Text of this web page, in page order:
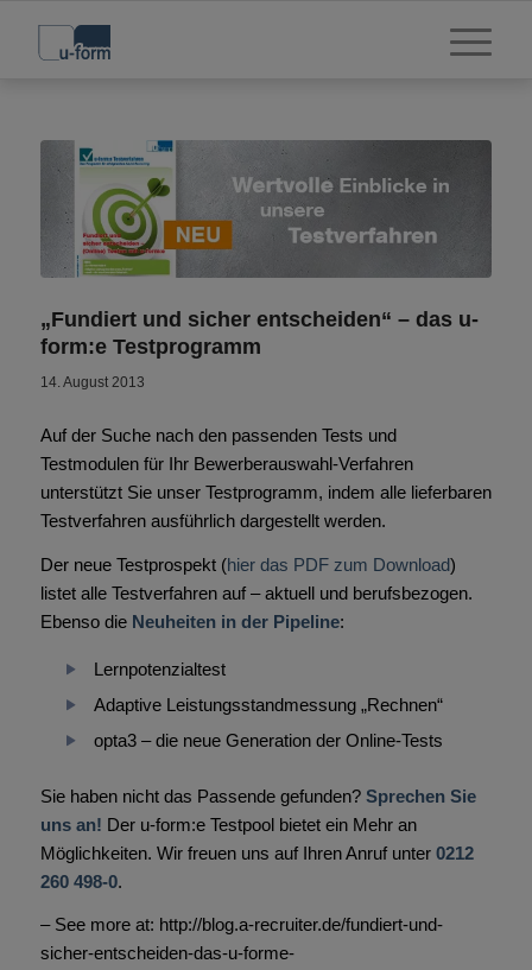
„Fundiert und sicher entscheiden“ – das u-
form:e Testprogramm
14. August 2013
Auf der Suche nach den passenden Tests und
Testmodulen für Ihr Bewerberauswahl-Verfahren
unterstützt Sie unser Testprogramm, indem alle lieferbaren
Testverfahren ausführlich dargestellt werden.
Der neue Testprospekt (hier das PDF zum Download)
listet alle Testverfahren auf – aktuell und berufsbezogen.
Ebenso die Neuheiten in der Pipeline:
Lernpotenzialtest
Adaptive Leistungsstandmessung „Rechnen“
opta3 – die neue Generation der Online-Tests
Sie haben nicht das Passende gefunden? Sprechen Sie
uns an! Der u-form:e Testpool bietet ein Mehr an
Möglichkeiten. Wir freuen uns auf Ihren Anruf unter 0212
260 498-0.
– See more at: http://blog.a-recruiter.de/fundiert-und-
sicher-entscheiden-das-u-forme-